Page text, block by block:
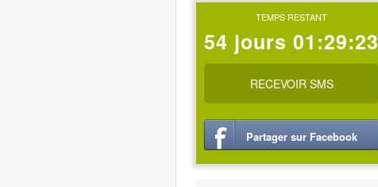
TEMPS RESTANT
54 jours 01:29:22
RECEVOIR SMS
Partager sur Facebook